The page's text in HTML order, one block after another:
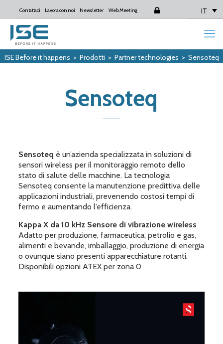
Contattaci Lavora con noi Newsletter Web Meeting IT
ISE Before it happens > Prodotti > Partner technologies > Sensoteq
Sensoteq
Sensoteq è un’azienda specializzata in soluzioni di
sensori wireless per il monitoraggio remoto dello
stato di salute delle macchine. La tecnologia
Sensoteq consente la manutenzione predittiva delle
applicazioni industriali, prevenendo costosi tempi di
fermo e aumentando l’efficienza.
Kappa X da 10 kHz Sensore di vibrazione wireless
Adatto per produzione, farmaceutica, petrolio e gas,
alimenti e bevande, imballaggio, produzione di energia
o ovunque siano presenti apparecchiature rotanti.
Disponibili opzioni ATEX per zona 0